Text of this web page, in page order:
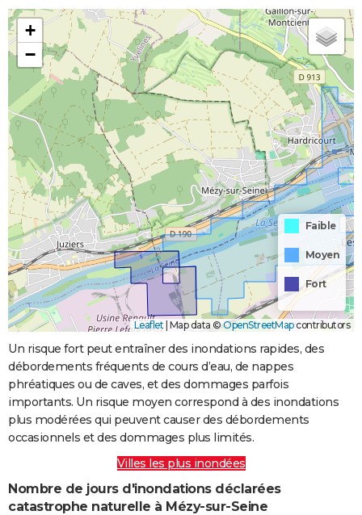
+
−
Faible
Moyen
Fort
Leaflet | Map data ©OpenStreetMapcontributors
Un risque fort peut entraîner des inondations rapides, des
débordements fréquents de cours d’eau, de nappes
phréatiques ou de caves, et des dommages parfois
importants. Un risque moyen correspond à des inondations
plus modérées qui peuvent causer des débordements
occasionnels et des dommages plus limités.
Villes les plus inondées
Nombre de jours d'inondations déclarées
catastrophe naturelle à Mézy-sur-Seine